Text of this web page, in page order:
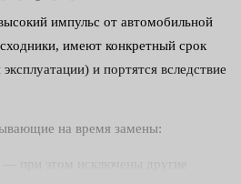
импульс от автомобильной
имеют конкретный срок
и портятся вследствие
на время замены:
при этом исключены другие